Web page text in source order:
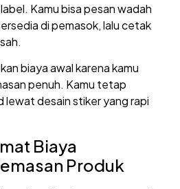
Kamu bisa pesan wadah
di pemasok, lalu cetak
biaya awal karena kamu
penuh. Kamu tetap
desain stiker yang rapi
Biaya
Produk